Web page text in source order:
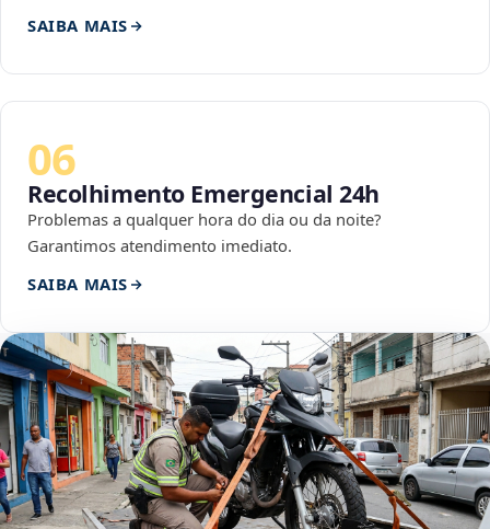
SAIBA MAIS
06
Recolhimento Emergencial 24h
Problemas a qualquer hora do dia ou da noite?
Garantimos atendimento imediato.
SAIBA MAIS